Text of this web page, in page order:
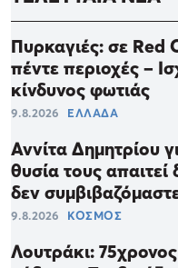
Πυρκαγιές: σε Red
πέντε περιοχές –
κίνδυνος φωτιάς
9.8.2026 ΕΛΛΑΔΑ
Αννίτα Δημητρίου
θυσία τους
δεν
9.8.2026 ΚΟΣΜΟΣ
Λουτράκι: